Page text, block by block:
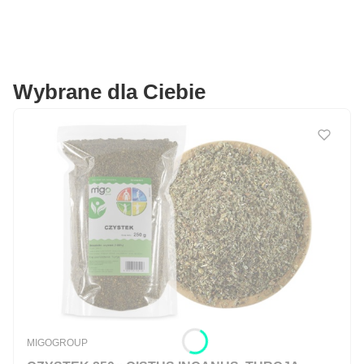
Wybrane dla Ciebie
PRODUCENT
MIGOGROUP